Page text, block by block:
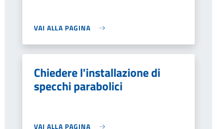
VAI ALLA PAGINA
Chiedere l'installazione di
specchi parabolici
VAI ALLA PAGINA